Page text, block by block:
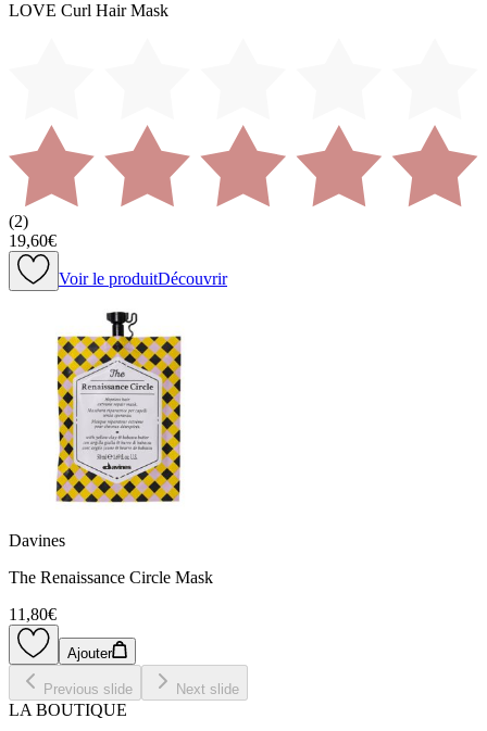
LOVE Curl Hair Mask
(2)
19,60€
Voir le produitDécouvrir
Davines
The Renaissance Circle Mask
11,80€
Ajouter
Previous slide Next slide
LA BOUTIQUE